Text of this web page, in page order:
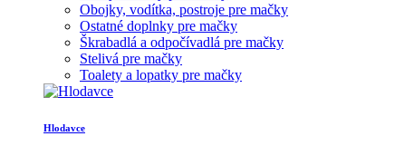
Obojky, vodítka, postroje pre mačky
Ostatné doplnky pre mačky
Škrabadlá a odpočívadlá pre mačky
Stelivá pre mačky
Toalety a lopatky pre mačky
Hlodavce